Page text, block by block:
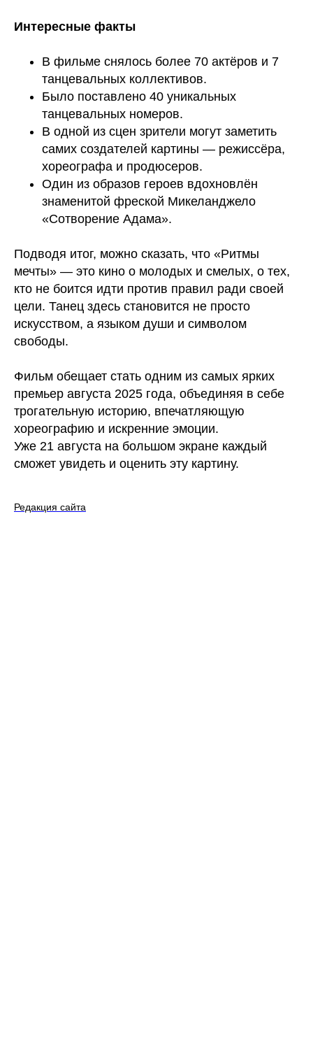
Интересные факты
В фильме снялось более 70 актёров и 7
танцевальных коллективов.
Было поставлено 40 уникальных
танцевальных номеров.
В одной из сцен зрители могут заметить
самих создателей картины — режиссёра,
хореографа и продюсеров.
Один из образов героев вдохновлён
знаменитой фреской Микеланджело
«Сотворение Адама».
Подводя итог, можно сказать, что «Ритмы
мечты» — это кино о молодых и смелых, о тех,
кто не боится идти против правил ради своей
цели. Танец здесь становится не просто
искусством, а языком души и символом
свободы.
Фильм обещает стать одним из самых ярких
премьер августа 2025 года, объединяя в себе
трогательную историю, впечатляющую
хореографию и искренние эмоции.
Уже 21 августа на большом экране каждый
сможет увидеть и оценить эту картину.
Редакция сайта